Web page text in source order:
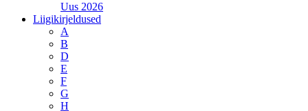
Uus 2026
Liigikirjeldused
A
B
D
E
F
G
H